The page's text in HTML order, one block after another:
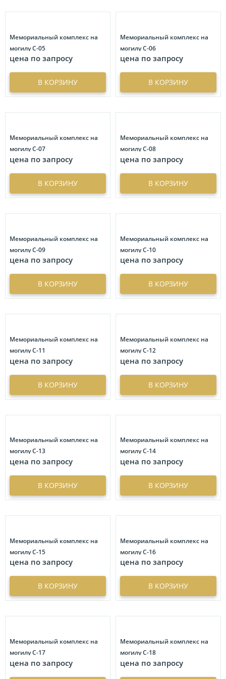
Символ
18
ФИО
Фон
6
Художественные композиции имитирующие текстуру
камня
Портрет на стекле
Портреты на стекле с орнаментом
86
Портреты больших размеров
Металлофото
18
Графические композиции
Барельеф
Купол
Прямоугольное фото с усеченными углами
Цветное фото на памятник
Литьевая фурнитура
63
руб. руб.
Вес
Скидка
% %
Мемориальный комплекс на
могилу С-05
цена по запросу
В КОРЗИНУ
Мемориальный комплекс на
могилу С-06
цена по запросу
В КОРЗИНУ
Мемориальный комплекс на
могилу С-07
цена по запросу
В КОРЗИНУ
Мемориальный комплекс на
могилу С-08
цена по запросу
В КОРЗИНУ
Мемориальный комплекс на
могилу С-09
цена по запросу
В КОРЗИНУ
Мемориальный комплекс на
могилу С-10
цена по запросу
В КОРЗИНУ
Мемориальный комплекс на
могилу С-11
цена по запросу
В КОРЗИНУ
Мемориальный комплекс на
могилу С-12
цена по запросу
В КОРЗИНУ
Мемориальный комплекс на
могилу С-13
цена по запросу
В КОРЗИНУ
Мемориальный комплекс на
могилу С-14
цена по запросу
В КОРЗИНУ
Мемориальный комплекс на
могилу С-15
цена по запросу
В КОРЗИНУ
Мемориальный комплекс на
могилу С-16
цена по запросу
В КОРЗИНУ
Мемориальный комплекс на
могилу С-17
цена по запросу
Мемориальный комплекс на
могилу С-18
цена по запросу